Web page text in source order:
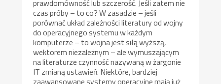
prawdomówność lub szczerość. Jeśli zatem nie
czas próby – to co? W zasadzie – jeśli
porównać układ zależności literatury od wojny
do operacyjnego systemu w każdym
komputerze – to wojna jest siłą wyższą,
wektorem niezależnym – ale wymuszającym
na literaturze czynność nazywaną w żargonie
IT zmianą ustawień. Niektóre, bardziej